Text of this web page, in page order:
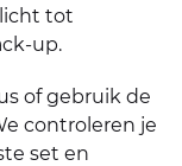
licht tot
up.
of gebruik de
controleren je
set en